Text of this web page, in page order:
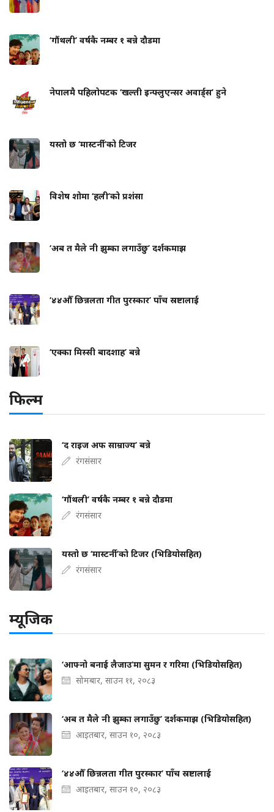
‘गौंथली’ वर्षकै नम्बर १ बन्ने दौडमा
नेपालमै पहिलोपटक ‘खल्ती इन्फ्लुएन्सर अवार्ड्स’ हुने
यस्तो छ ‘मास्टर्नी’को टिजर
विशेष शोमा ‘हली’को प्रशंसा
‘अब त मैले नी झुम्का लगाउँछु’ दर्शकमाझ
‘४४औँ छिन्नलता गीत पुरस्कार’ पाँच स्रष्टालाई
‘एक्का मिस्सी बादशाह’ बन्ने
फिल्म
‘द राइज अफ साम्राज्य’ बन्ने
रंगसंसार
‘गौंथली’ वर्षकै नम्बर १ बन्ने दौडमा
रंगसंसार
यस्तो छ ‘मास्टर्नी’को टिजर (भिडियोसहित)
रंगसंसार
म्यूजिक
‘आफ्नो बनाई लैजाउ’मा सुमन र गरिमा (भिडियोसहित)
सोमबार, साउन ११, २०८३
‘अब त मैले नी झुम्का लगाउँछु’ दर्शकमाझ (भिडियोसहित)
आइतबार, साउन १०, २०८३
‘४४औँ छिन्नलता गीत पुरस्कार’ पाँच स्रष्टालाई
आइतबार, साउन १०, २०८३